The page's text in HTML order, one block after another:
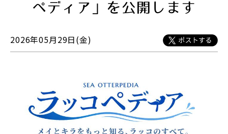
ペディア」を公開します
2026年05月29日(金)